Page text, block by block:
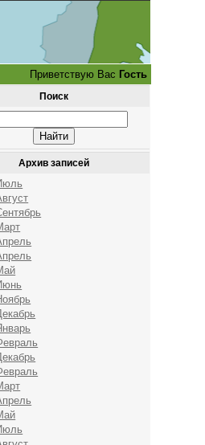
Приветствую Вас Гость
Поиск
Архив записей